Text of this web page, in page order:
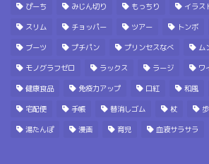
ぴーち みじん切り もっちり イラス
スリム チョッパー ツアー トンボ
ブーツ プチパン プリンセスなべ ム
モノグラフゼロ ラックス ラージ ワ
健康食品 免疫力アップ 口紅 和風
宅配便 手帳 替消しゴム 杖
湯たんぽ 漫画 育児 血液サラサラ